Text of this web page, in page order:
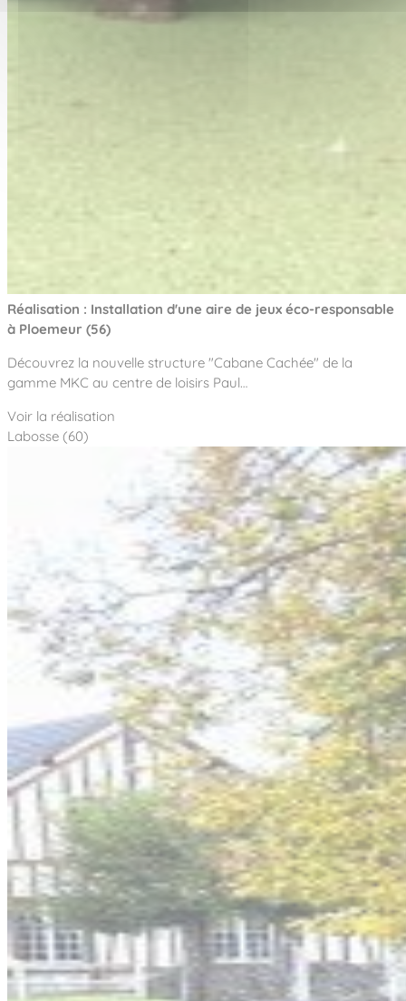
Réalisation : Installation d'une aire de jeux éco-responsable
à Ploemeur (56)
Découvrez la nouvelle structure "Cabane Cachée" de la
gamme MKC au centre de loisirs Paul…
Voir la réalisation
Labosse (60)